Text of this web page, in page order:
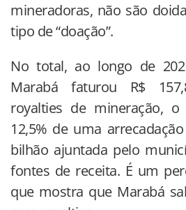
mineradoras, não são
tipo de “doação”.
No total, ao longo de
Marabá faturou R$
royalties de mineração, o
12,5% de uma
bilhão ajuntada pelo
fontes de receita. É um
que mostra que Marabá